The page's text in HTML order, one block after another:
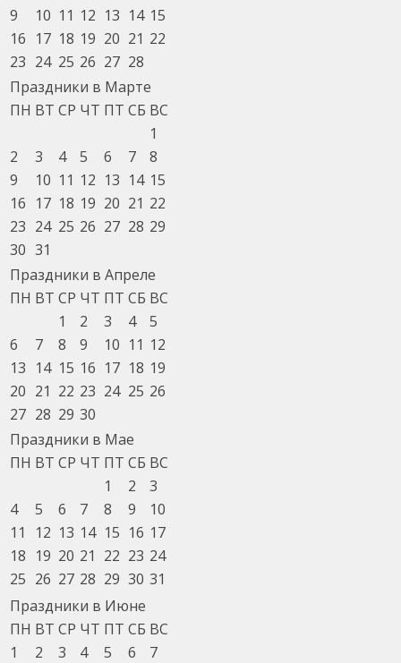
9
10 11 12 13 14 15
16 17 18 19 20 21 22
23 24 25 26 27 28
Праздники в Марте
ПН ВТ СР ЧТ ПТ СБ ВС
1
2
3 4 5 6 7
8
9
10 11 12 13 14 15
16 17 18 19 20 21 22
23 24 25 26 27 28 29
30 31
Праздники в Апреле
ПН ВТ СР ЧТ ПТ СБ ВС
1
2 3 4
5
6
7 8 9 10 11 12
13 14 15 16 17 18 19
20 21 22 23 24 25 26
27 28 29 30
Праздники в Мае
ПН ВТ СР ЧТ ПТ СБ ВС
1
2
3
4
5 6 7 8 9
10
11
12 13 14 15 16 17
18 19 20 21 22 23 24
25 26 27 28 29 30 31
Праздники в Июне
ПН ВТ СР ЧТ ПТ СБ ВС
1
2 3 4 5 6
7